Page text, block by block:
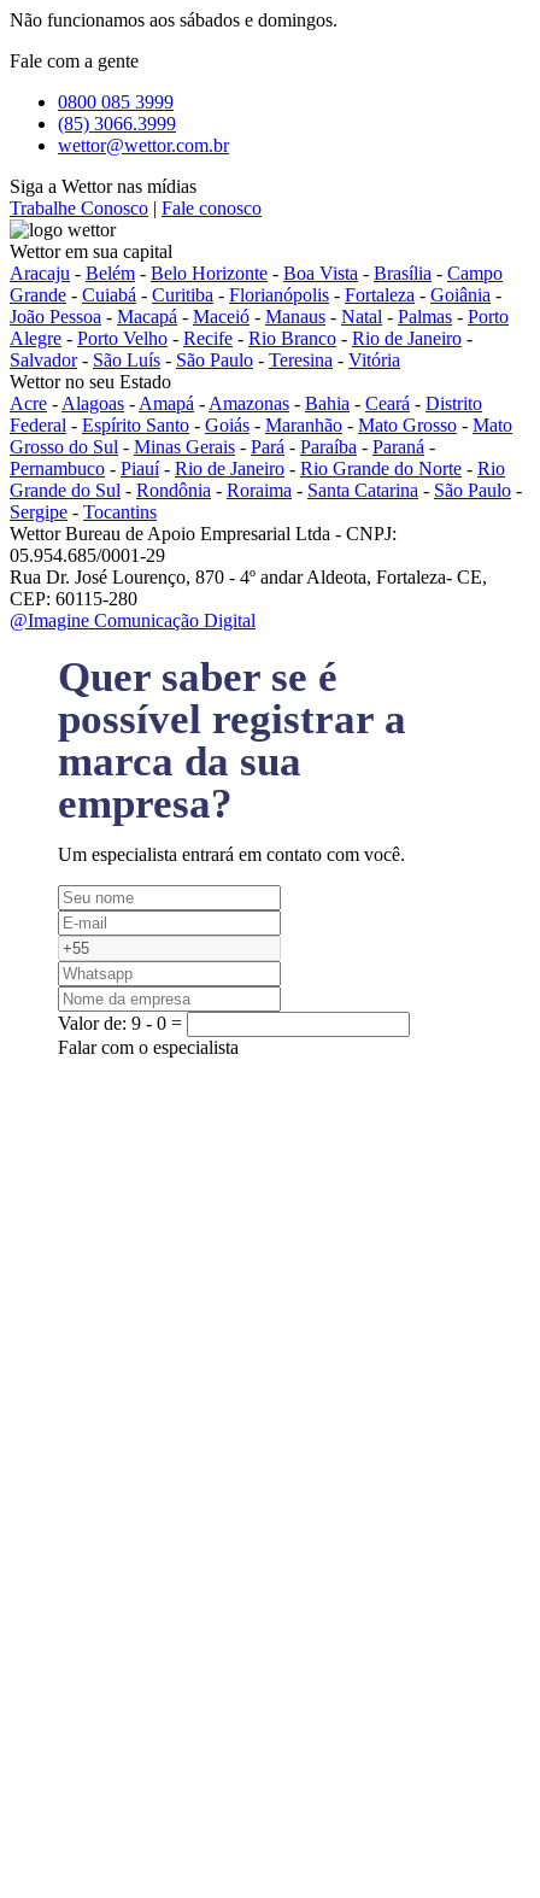
Não funcionamos aos sábados e domingos.
Fale com a gente
0800 085 3999
(85) 3066.3999
wettor@wettor.com.br
Siga a Wettor nas mídias
Trabalhe Conosco | Fale conosco
Wettor em sua capital
Aracaju - Belém - Belo Horizonte - Boa Vista - Brasília - Campo
Grande - Cuiabá - Curitiba - Florianópolis - Fortaleza - Goiânia -
João Pessoa - Macapá - Maceió - Manaus - Natal - Palmas - Porto
Alegre - Porto Velho - Recife - Rio Branco - Rio de Janeiro -
Salvador- São Luís - São Paulo - Teresina - Vitória
Wettor no seu Estado
Acre - Alagoas - Amapá - Amazonas - Bahia - Ceará - Distrito
Federal - Espírito Santo - Goiás - Maranhão - Mato Grosso - Mato
Grosso do Sul - Minas Gerais - Pará - Paraíba - Paraná -
Pernambuco - Piauí- Rio de Janeiro - Rio Grande do Norte - Rio
Grande do Sul - Rondônia - Roraima - Santa Catarina - São Paulo -
Sergipe - Tocantins
Wettor Bureau de Apoio Empresarial Ltda - CNPJ:
05.954.685/0001-29
Rua Dr. José Lourenço, 870 - 4º andar Aldeota, Fortaleza- CE,
CEP: 60115-280
@Imagine Comunicação Digital
Quer saber se é
possível registrar a
marca da sua
empresa?
Um especialista entrará em contato com você.
Valor de: 9 - 0 =
Falar com o especialista